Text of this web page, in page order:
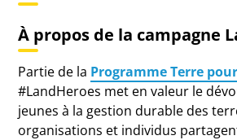
À propos de la campagne
Partie de la Programme Terre
#LandHeroes met en valeur le
jeunes à la gestion durable des
organisations et individus